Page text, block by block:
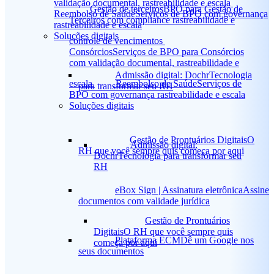
Gestão de terceirosBPO para Gestão de
Terceiros com compliance rastreabilidade e
controle de vencimentos
ConsórciosServiços de BPO para Consórcios
com validação documental, rastreabilidade e
escala
Reembolso de SaúdeServiços de
BPO com governança rastreabilidade e escala
Soluções digitais
Admissão digital:
DochrTecnologia para transformar seu
RH
Gestão de Prontuários
DigitaisO RH que você sempre quis
começa por aqui
validação documental, rastreabilidade e escala
Reembolso de SaúdeServiços de BPO com governança
rastreabilidade e escala
Soluções digitais
Admissão digital: DochrTecnologia
para transformar seu RH
Gestão de Prontuários DigitaisO
RH que você sempre quis começa por aqui
eBox Sign | Assinatura eletrônicaAssine
documentos com validade jurídica
Plataforma ECMDê um Google nos
seus documentos